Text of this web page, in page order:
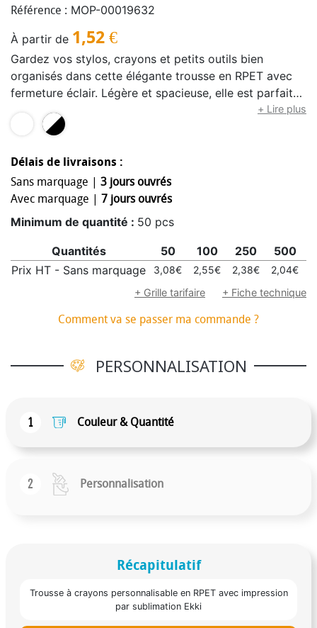
Référence : MOP-00019632
À partir de 1,52 €
Gardez vos stylos, crayons et petits outils bien
organisés dans cette élégante trousse en RPET avec
fermeture éclair. Légère et spacieuse, elle est parfaite
pour l'école, le travail ou les voyages. Fabriqué en
Europe.
+ Lire plus
Délais de livraisons :
Sans marquage | 3 jours ouvrés
Avec marquage | 7 jours ouvrés
Minimum de quantité : 50 pcs
Quantités 50 100 250 500
Prix HT - Sans marquage
3,08€ 2,55€ 2,38€ 2,04€
+ Grille tarifaire
+ Fiche technique
Comment va se passer ma commande ?
PERSONNALISATION
1 Couleur & Quantité
2 Personnalisation
Récapitulatif
Trousse à crayons personnalisable en RPET avec impression
par sublimation Ekki